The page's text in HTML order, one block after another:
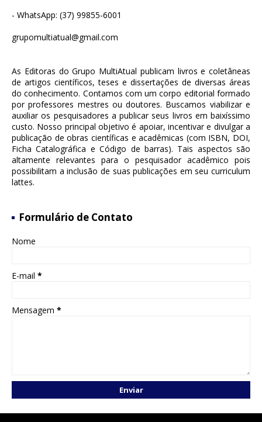
- WhatsApp: (37) 99855-6001
grupomultiatual@gmail.com
As Editoras do Grupo MultiAtual publicam livros e coletâneas
de artigos científicos, teses e dissertações de diversas áreas
do conhecimento. Contamos com um corpo editorial formado
por professores mestres ou doutores. Buscamos viabilizar e
auxiliar os pesquisadores a publicar seus livros em baixíssimo
custo. Nosso principal objetivo é apoiar, incentivar e divulgar a
publicação de obras científicas e acadêmicas (com ISBN, DOI,
Ficha Catalográfica e Código de barras). Tais aspectos são
altamente relevantes para o pesquisador acadêmico pois
possibilitam a inclusão de suas publicações em seu curriculum
lattes.
Formulário de Contato
Nome
E-mail *
Mensagem *